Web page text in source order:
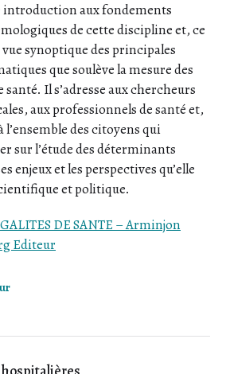
introduction aux fondements
de cette discipline et, ce
synoptique des principales
que soulève la mesure des
Il s’adresse aux chercheurs
aux professionnels de santé et,
des citoyens qui
sur l’étude des déterminants
enjeux et les perspectives qu’elle
et politique.
DE SANTE – Arminjon
Editeur